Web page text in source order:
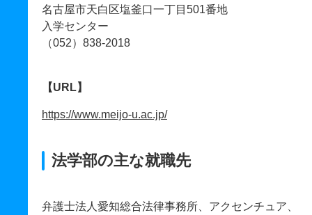
名古屋市天白区塩釜口一丁目501番地
入学センター
（052）838-2018
【URL】
https://www.meijo-u.ac.jp/
法学部の主な就職先
弁護士法人愛知総合法律事務所、アクセンチュア、